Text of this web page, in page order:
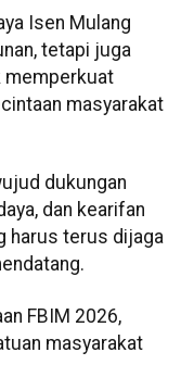
Isen Mulang
tetapi juga
memperkuat
masyarakat
dukungan
dan kearifan
harus terus dijaga
FBIM 2026,
masyarakat